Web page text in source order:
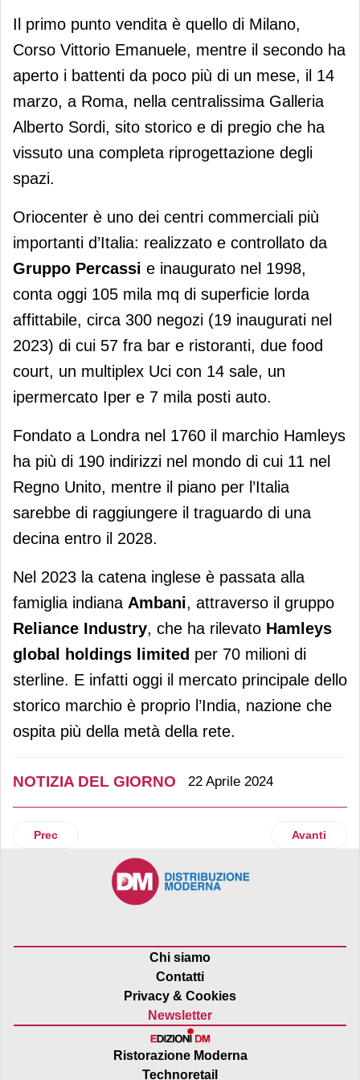
Il primo punto vendita è quello di Milano,
Corso Vittorio Emanuele, mentre il secondo ha
aperto i battenti da poco più di un mese, il 14
marzo, a Roma, nella centralissima Galleria
Alberto Sordi, sito storico e di pregio che ha
vissuto una completa riprogettazione degli
spazi.
Oriocenter è uno dei centri commerciali più
importanti d’Italia: realizzato e controllato da
Gruppo Percassi e inaugurato nel 1998,
conta oggi 105 mila mq di superficie lorda
affittabile, circa 300 negozi (19 inaugurati nel
2023) di cui 57 fra bar e ristoranti, due food
court, un multiplex Uci con 14 sale, un
ipermercato Iper e 7 mila posti auto.
Fondato a Londra nel 1760 il marchio Hamleys
ha più di 190 indirizzi nel mondo di cui 11 nel
Regno Unito, mentre il piano per l’Italia
sarebbe di raggiungere il traguardo di una
decina entro il 2028.
Nel 2023 la catena inglese è passata alla
famiglia indiana Ambani, attraverso il gruppo
Reliance Industry, che ha rilevato Hamleys
global holdings limited per 70 milioni di
sterline. E infatti oggi il mercato principale dello
storico marchio è proprio l’India, nazione che
ospita più della metà della rete.
NOTIZIA DEL GIORNO 22 Aprile 2024
Articolo precedente: Ovs apre a Venezia, di fronte al Ponte
Prec Articolo
Avanti
Chi siamo
Contatti
Privacy & Cookies
Newsletter
Ristorazione Moderna
Technoretail